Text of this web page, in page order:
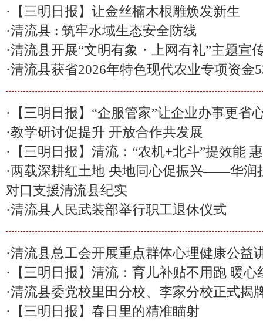
· 【三明日报】让金丝楠木根雕焕发新生
·清流县 : 筑牢水域生态安全防线
·清流县开展“文明有象・上网有礼”主题宣
·清流县获省2026年特色现代农业专项资金
· 【三明日报】“企服管家”让企业办事更省
·教学研讨促提升 开放合作共发展
· 【三明日报】清流：“农机+北斗”提效能
·两载深耕红土地 央地同心促振兴——华润
对口支援清流县纪实
·清流县人民武装部举行职工退休仪式
·清流县总工会开展重点群体心理健康公益
· 【三明日报】清流：育儿补贴不用跑 暖心
·清流县委党校里田分校、李家分校正式揭
· 【三明日报】春日里的精准瞄射